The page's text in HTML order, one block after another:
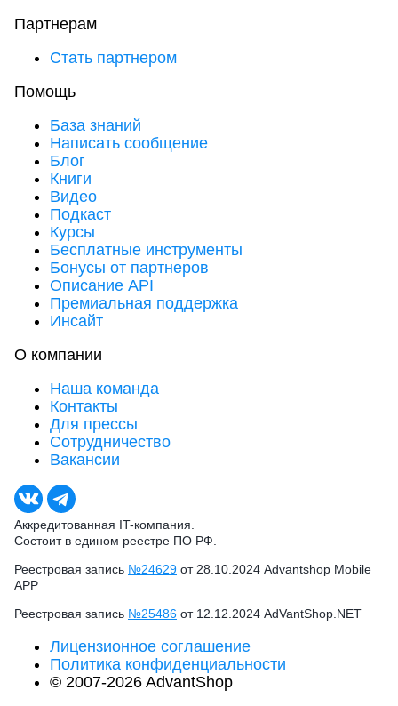
Партнерам
Стать партнером
Помощь
База знаний
Написать сообщение
Блог
Книги
Видео
Подкаст
Курсы
Бесплатные инструменты
Бонусы от партнеров
Описание API
Премиальная поддержка
Инсайт
О компании
Наша команда
Контакты
Для прессы
Сотрудничество
Вакансии
Аккредитованная IT-компания.
Состоит в едином реестре ПО РФ.
Реестровая запись №24629 от 28.10.2024 Advantshop Mobile
APP
Реестровая запись №25486 от 12.12.2024 AdVantShop.NET
Лицензионное соглашение
Политика конфиденциальности
© 2007-2026 AdvantShop